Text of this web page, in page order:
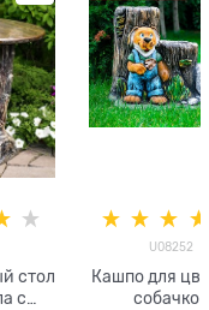
стол
с
U08252
Кашпо для
собачкой